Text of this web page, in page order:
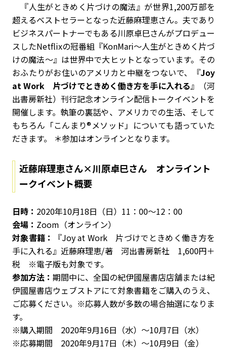
『人生がときめく片づけの魔法』が世界1,200万部を
超えるベストセラーとなった近藤麻理恵さん。夫であり
ビジネスパートナーでもある川原卓巳さんがプロデュー
スしたNetflixの冠番組『KonMari〜人生がときめく片づ
けの魔法〜』は世界中で大ヒットとなっています。その
おふたりがお住いのアメリカと中継をつないで、『Joy
at Work 片づけでときめく働き方を手に入れる』（河
出書房新社）刊行記念オンライン配信トークイベントを
開催します。執筆の裏話や、アメリカでの生活、そして
もちろん「こんまり®メソッド」についても語っていた
だきます。 ＊参加はオンラインとなります。
近藤麻理恵さん×川原卓巳さん オンライント
ークイベント概要
日時： 2020年10月18日（日）11：00～12：00
会場： Zoom（オンライン）
対象書籍：
『Joy at Work 片づけでときめく働き方を
手に入れる』近藤麻理恵/著 河出書房新社 1,600円＋
税 ※電子版も対象です。
参加方法： 期間中に、全国の紀伊國屋書店店舗または紀
伊國屋書店ウェブストアにて対象書籍をご購入のうえ、
ご応募ください。※応募人数が多数の場合抽選になりま
す。
※購入期間 2020年9月16日（水）～10月7日（水）
※応募期間 2020年9月17日（木）～10月9日（金）